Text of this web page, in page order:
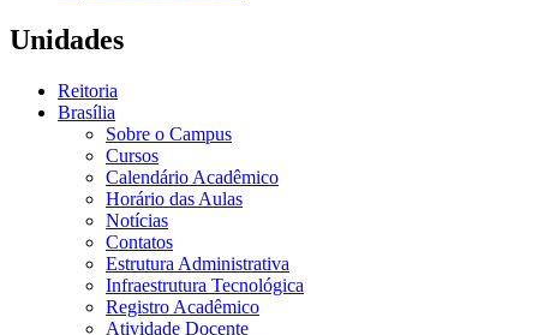
Unidades
Reitoria
Brasília
Sobre o Campus
Cursos
Calendário Acadêmico
Horário das Aulas
Notícias
Contatos
Estrutura Administrativa
Infraestrutura Tecnológica
Registro Acadêmico
Atividade Docente